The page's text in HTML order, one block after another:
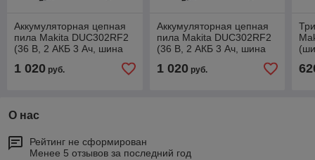
Аккумуляторная цепная
пила Makita DUC302RF2
(36 В, 2 АКБ 3 Ач, шина
1 020 руб.
Аккумуляторная цепная
пила Makita DUC302RF2
(36 В, 2 АКБ 3 Ач, шина
1 020руб.
О нас
Рейтинг не сформирован
Менее 5 отзывов за последний год